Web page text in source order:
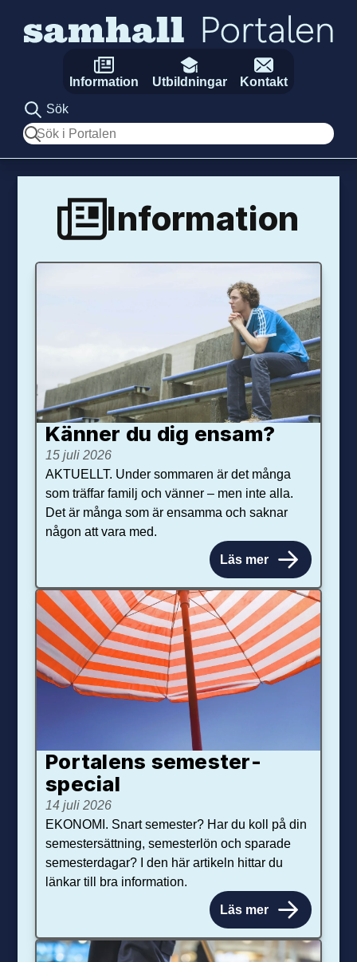
Information Utbildningar
Kontakt
Sök
Sök
Information
Känner du dig ensam?
15 juli 2026
AKTUELLT. Under sommaren är det många
som träffar familj och vänner – men inte alla.
Det är många som är ensamma och saknar
någon att vara med.
Läs mer
Portalens semester­
special
14 juli 2026
EKONOMI. Snart semester? Har du koll på din
semestersättning, semesterlön och sparade
semesterdagar? I den här artikeln hittar du
länkar till bra information.
Läs mer